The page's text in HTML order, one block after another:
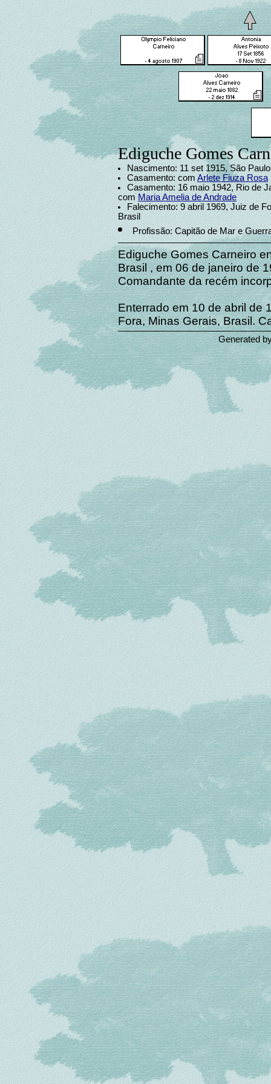
Ediguche Gomes
Nascimento: 11 set 1915, São
Casamento: com Arlete Fiuza Rosa
Casamento: 16 maio 1942, Rio de
com Maria Amelia de Andrade
Falecimento: 9 abril 1969, Juiz de
Brasil
Profissão: Capitão de Mar e
Ediguche Gomes Carneiro
Brasil , em 06 de janeiro de
Comandante da recém
Enterrado em 10 de abril de
Fora, Minas Gerais, Brasil.
Generated